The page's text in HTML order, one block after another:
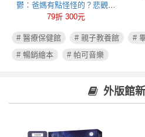
鬱：爸媽有點怪怪的？悲觀易
怒、健忘失眠可能都是心病！照
79折 300元
# 醫療保健館 # 親子教養館 #
# 暢銷繪本
# 帕可音樂
外版館